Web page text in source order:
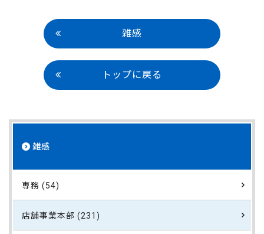
雑感
トップに戻る
雑感
専務 (54)
店舗事業本部 (231)